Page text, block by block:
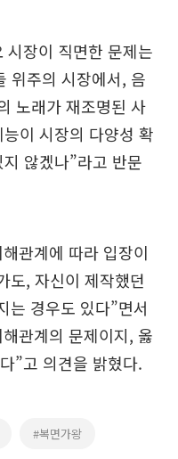
시장이 직면한 문제는
위주의 시장에서, 음
노래가 재조명된 사
이 시장의 다양성 확
않겠나”라고 반문
관계에 따라 입장이
도, 자신이 제작했던
는 경우도 있다”면서
관계의 문제이지, 옳
”고 의견을 밝혔다.
#복면가왕